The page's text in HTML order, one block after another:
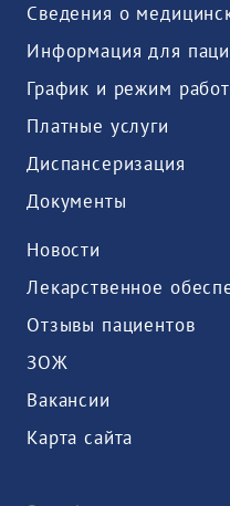
Сведения о
Информация для
График и режим
Платные услуги
Диспансеризация
Документы
Новости
Лекарственное
Отзывы пациентов
ЗОЖ
Вакансии
Карта сайта